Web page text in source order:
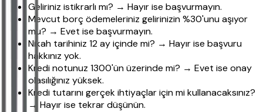
Geliriniz istikrarlı mı? → Hayır ise başvurmayın.
Mevcut borç ödemeleriniz gelirinizin %30'unu aşıyor
mu? → Evet ise başvurmayın.
Nikah tarihiniz 12 ay içinde mi? → Hayır ise başvuru
hakkınız yok.
Kredi notunuz 1300'ün üzerinde mi? → Evet ise onay
olasılığınız yüksek.
Kredi tutarını gerçek ihtiyaçlar için mi kullanacaksınız?
→ Hayır ise tekrar düşünün.